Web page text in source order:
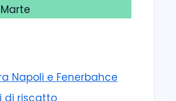
Napoli e Fenerbahce
di riscatto